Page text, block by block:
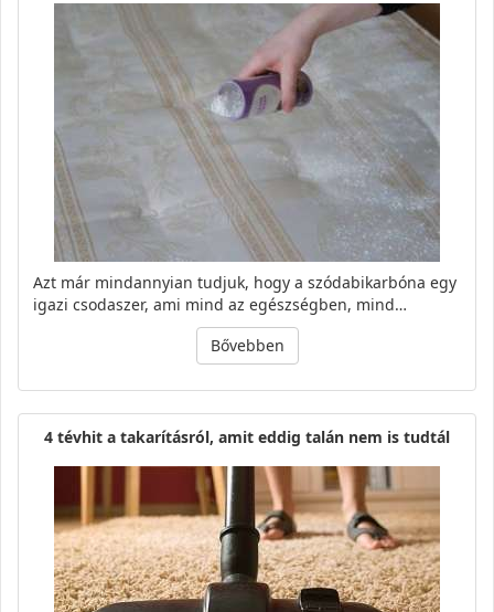
Azt már mindannyian tudjuk, hogy a szódabikarbóna egy
igazi csodaszer, ami mind az egészségben, mind…
Bővebben
4 tévhit a takarításról, amit eddig talán nem is tudtál